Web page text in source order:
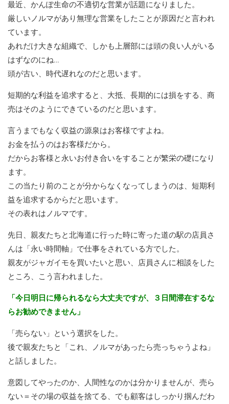
最近、かんぽ生命の不適切な営業が話題になりました。
厳しいノルマがあり無理な営業をしたことが原因だと言われ
ています。
あれだけ大きな組織で、しかも上層部には頭の良い人がいる
はずなのにね…
頭が古い、時代遅れなのだと思います。
短期的な利益を追求すると、大抵、長期的には損をする、商
売はそのようにできているのだと思います。
言うまでもなく収益の源泉はお客様ですよね。
お金を払うのはお客様だから。
だからお客様と永いお付き合いをすることが繁栄の礎になり
ます。
この当たり前のことが分からなくなってしまうのは、短期利
益を追求するからだと思います。
その表れはノルマです。
先日、親友たちと北海道に行った時に寄った道の駅の店員さ
んは「永い時間軸」で仕事をされている方でした。
親友がジャガイモを買いたいと思い、店員さんに相談をした
ところ、こう言われました。
「今日明日に帰られるなら大丈夫ですが、３日間滞在するな
らお勧めできません」
「売らない」という選択をした。
後で親友たちと「これ、ノルマがあったら売っちゃうよね」
と話しました。
意図してやったのか、人間性なのかは分かりませんが、売ら
ない＝その場の収益を捨てる、でも顧客はしっかり掴んだわ